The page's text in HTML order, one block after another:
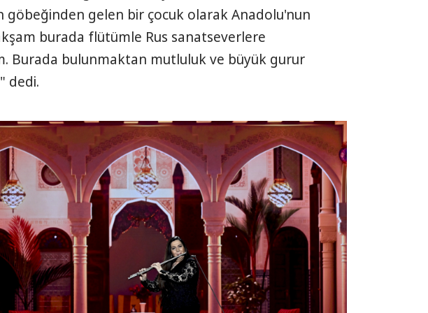
göbeğinden gelen bir çocuk olarak Anadolu'nun
burada flütümle Rus sanatseverlere
Burada bulunmaktan mutluluk ve büyük gurur
dedi.